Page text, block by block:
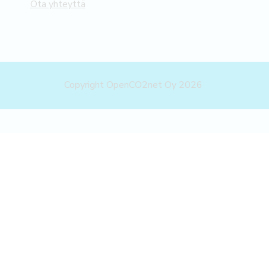
Ota yhteyttä
Copyright OpenCO2net Oy 2026